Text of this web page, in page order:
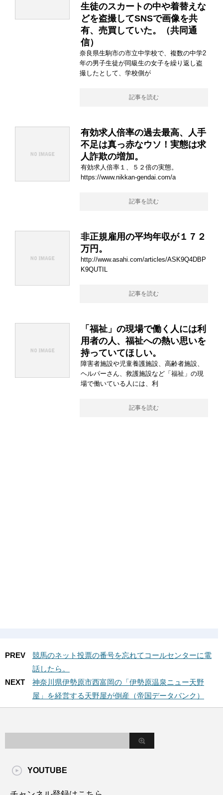
生徒のスカートの中や着替えな
どを盗撮してSNSで画像を共
有、売買していた。（共同通
信）
奈良県生駒市の市立中学校で、複数の中学2
年の男子生徒が同級生の女子を繰り返し盗
撮したとして、学校側が
記事を読む
有効求人倍率の過去最高、人手
不足は真っ赤なウソ！実態は求
人詐欺の増加。
有効求人倍率１、５２倍の実態。
https://www.nikkan-gendai.com/a
記事を読む
非正規雇用の平均年収が１７２
万円。
http://www.asahi.com/articles/ASK9Q4DBP
K9QUTIL
記事を読む
「福祉」の現場で働く人には利
用者の人、福祉への熱い思いを
持っていてほしい。
障害者施設や児童養護施設、高齢者施設、
ヘルパーさん、救護施設など「福祉」の現
場で働いている人には、利
記事を読む
PREV
競馬のネット投票の番号を忘れてコールセンターに電
話したら。
NEXT
神奈川県伊勢原市西富岡の「伊勢原温泉ニュー天野
屋」を経営する天野屋が倒産（帝国データバンク）
YOUTUBE